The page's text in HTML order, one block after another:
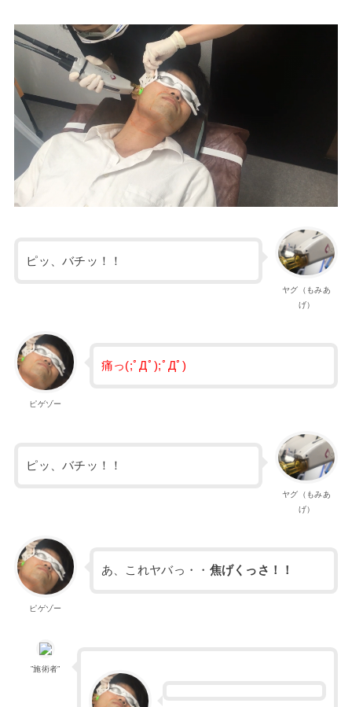
ヤグ（もみあ
げ）
ピッ、バチッ！！
ピゲゾー
痛っ(;ﾟДﾟ);ﾟДﾟ)
ヤグ（もみあ
げ）
ピッ、バチッ！！
ピゲゾー
あ、これヤバっ・・ 焦げくっさ！！
”施術者”